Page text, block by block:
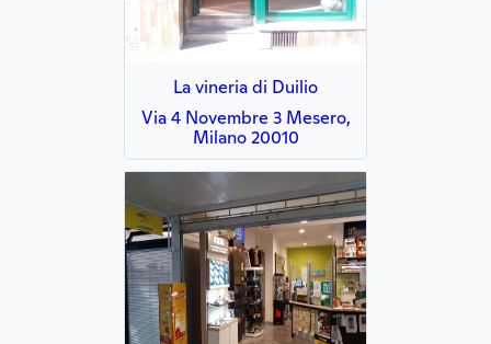
La vineria di Duilio
Via 4 Novembre 3 Mesero,
Milano 20010